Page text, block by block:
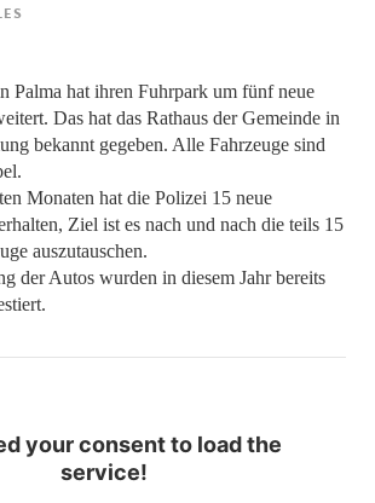
Palma hat ihren Fuhrpark um fünf neue
Das hat das Rathaus der Gemeinde in
bekannt gegeben. Alle Fahrzeuge sind
Monaten hat die Polizei 15 neue
Ziel ist es nach und nach die teils 15
auszutauschen.
der Autos wurden in diesem Jahr bereits
your consent to load the
service!